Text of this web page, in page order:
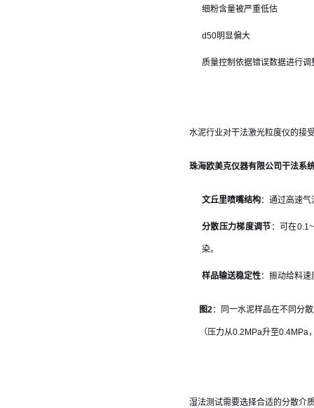
细粉含量被严重低估
d50明显偏大
质量控制依据错误数据进行
水泥行业对干法激光粒度仪的接
珠海欧美克仪器有限公司干法系
文丘里喷嘴结构：通过高速
分散压力梯度调节 ：可在
染。
样品输送稳定性：振动给料
图2：同一水泥样品在不同分
（压力从0.2MPa升至
湿法测试需要选择合适的分散介